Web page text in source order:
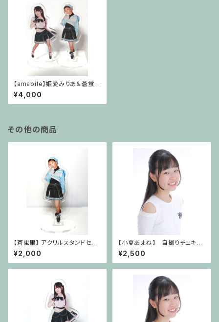
【amabile】姫愛みりあ＆蒼蛍里
アクリルスタンドセット
¥4,000
その他の商品
【蒼蛍里】 アクリルスタンドセッ
ト
¥2,000
【小夏あまね】 自撮りチェキ＆
サイン･コメント付き
¥2,500